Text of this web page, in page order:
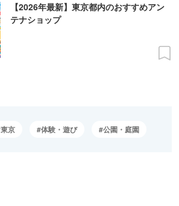
【2026年最新】東京都内のおすすめアン
テナショップ
東京 体験・遊び 公園・庭園